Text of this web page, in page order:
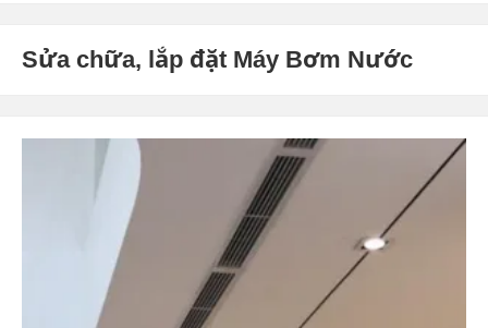
Sửa chữa, lắp đặt Máy Bơm Nước